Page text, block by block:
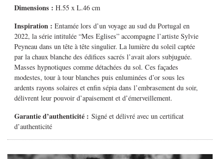
Dimensions : H.55 x L.46 cm
Inspiration :Entamée lors d’un voyage au sud du Portugal en
2022, la série intitulée “Mes Eglises” accompagne l’artiste Sylvie
Peyneau dans un tête à tête singulier. La lumière du soleil captée
par la chaux blanche des édifices sacrés l’avait alors subjuguée.
Masses hypnotiques comme détachées du sol. Ces façades
modestes, tour à tour blanches puis enluminées d’or sous les
ardents rayons solaires et enfin sépia dans l’embrasement du soir,
délivrent leur pouvoir d’apaisement et d’émerveillement.
Garantie d’authenticité : Signé et délivré avec un certificat
d’authenticité